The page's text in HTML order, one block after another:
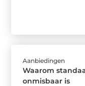
Aanbiedingen
Waarom
onmisbaar is